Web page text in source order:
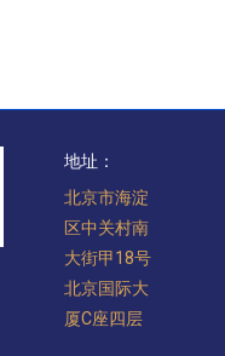
地址：
北京市海淀
区中关村南
大街甲18号
北京国际大
厦C座四层